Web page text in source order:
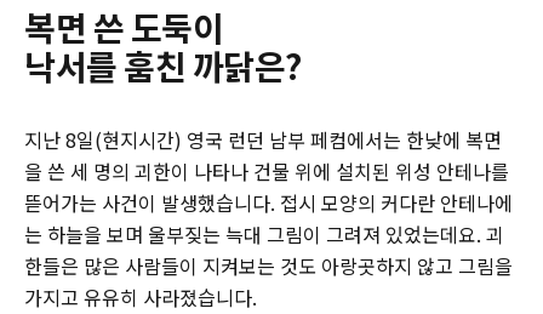
복면 쓴 도둑이
낙서를 훔친 까닭은?
지난 8일(현지시간) 영국 런던 남부 페컴에서는 한낮에 복면
을 쓴 세 명의 괴한이 나타나 건물 위에 설치된 위성 안테나를
뜯어가는 사건이 발생했습니다. 접시 모양의 커다란 안테나에
는 하늘을 보며 울부짖는 늑대 그림이 그려져 있었는데요. 괴
한들은 많은 사람들이 지켜보는 것도 아랑곳하지 않고 그림을
가지고 유유히 사라졌습니다.